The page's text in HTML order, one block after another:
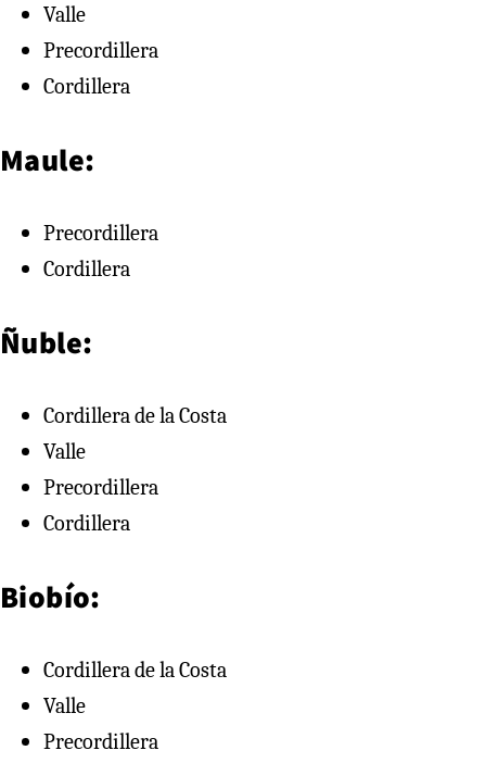
Valle
Precordillera
Cordillera
Maule:
Precordillera
Cordillera
Ñuble:
Cordillera de la Costa
Valle
Precordillera
Cordillera
Biobío:
Cordillera de la Costa
Valle
Precordillera